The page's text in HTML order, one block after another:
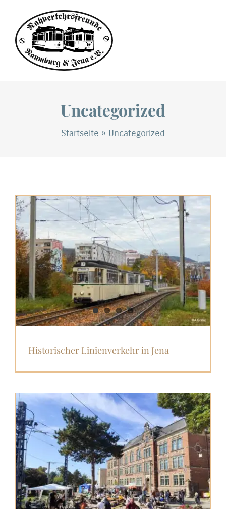
Inhalt
springen
Uncategorized
Startseite » Uncategorized
Historischer Linienverkehr in Jena